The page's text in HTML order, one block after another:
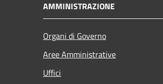
AMMINISTRAZIONE
Organi di Governo
Aree Amministrative
Uffici